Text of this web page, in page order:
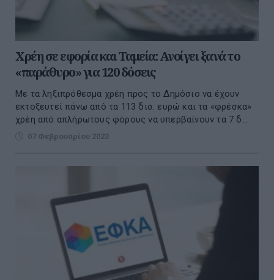
Χρέη σε εφορία και Ταμεία: Ανοίγει ξανά το
«παράθυρο» για 120 δόσεις
Με τα ληξιπρόθεσμα χρέη προς το Δημόσιο να έχουν
εκτοξευτεί πάνω από τα 113 δισ. ευρώ και τα «φρέσκα»
χρέη από απλήρωτους φόρους να υπερβαίνουν τα 7 δ...
07 Φεβρουαρίου 2023